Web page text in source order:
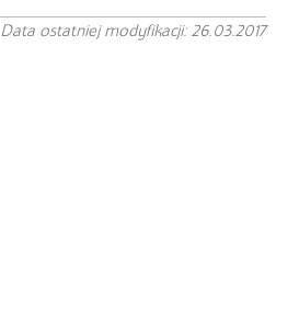
Data ostatniej modyfikacji: 26.03.2017